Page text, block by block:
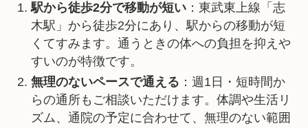
駅から徒歩2分で移動が短い：東武東上線「志
木駅」から徒歩2分にあり、駅からの移動が短
くてすみます。通うときの体への負担を抑えや
すいのが特徴です。
無理のないペースで通える ：週1日・短時間か
らの通所もご相談いただけます。体調や生活リ
ズム、通院の予定に合わせて、無理のない範囲